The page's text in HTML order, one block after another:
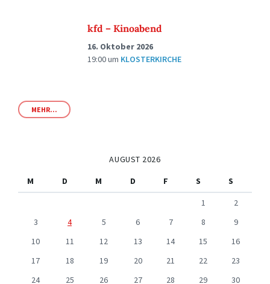
kfd – Kinoabend
16. Oktober 2026
19:00um KLOSTERKIRCHE
MEHR...
AUGUST 2026
M
D M D F S
S
1
2
3
4 5 6 7 8
9
10
11 12 13 14 15
16
17
18 19 20 21 22
23
24
25 26 27 28 29
30